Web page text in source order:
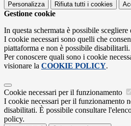
Personalizza Rifiuta tutti i cookies
Gestione cookie
In questa schermata è possibile
I cookie necessari sono quelli che
piattaforma e non è possibile disabilitarli.
Per conoscere quali sono i cookie
visionare la COOKIE POLICY.
Cookie necessari per il funzionamento
I cookie necessari per il funzionamento
disabilitati. È possibile consultare
policy.